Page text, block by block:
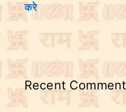
करे
Recent